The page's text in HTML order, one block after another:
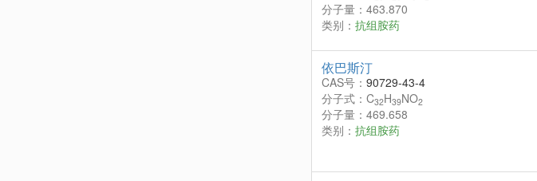
分子量：463.870
类别： 抗组胺药
依巴斯汀
CAS号： 90729-43-4
分子式：C32H39NO2
分子量：469.658
类别： 抗组胺药